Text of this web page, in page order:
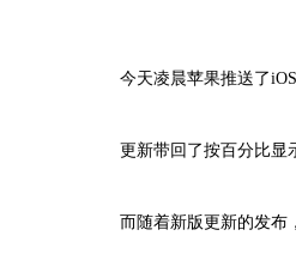
今天凌晨苹果推送了
更新带回了按百分比显
而随着新版更新的发布